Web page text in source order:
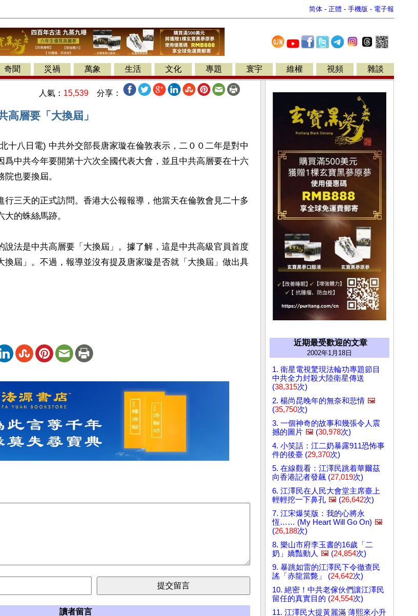
简体 - 正體 - 手機版 - 電子報
奇聞 災禍 萬象 生活 文化 專題 寰宇 維權 視頻 雜談
人氣： 15,539 分享：
高層要「大換屆」
十八日電) 中共外交部長唐家璇在倫敦表示，二００二年是對中
爲中共今年要開第十六次全國代表大會，並且中共高層要在十六
院也要換屆。
行三天的正式訪問。香港大公報報導，他當天在倫敦會見二十多
的蛛絲馬跡。
說法是中共高層要「大換屆」。據了解，這是中共高級官員首度
換屆」。不過，報導並沒有提及唐家璇是否就「大換屆」做出具
讀者留言
近期最受歡迎的文章
2002年1月18日
1. 衛星電視驚現法輪功專題節目
中共全力封殺大陸衛星傳送
(38,315次)
2. 楊尚昆晚年的無奈和悲情 🖼️
(35,750次)
3. 一個神奇的故事和幾張令人震
撼的圖片 🖼️ (30,978次)
4. 小笑話：江二奶暴露911恐怖事
件的後臺 (29,370次)
5. 在線觀看：江澤民跳着華爾茲
向香港記者發飆 (27,019次)
6. 江澤民在人民大會堂主席臺上
輕輕挖一下鼻孔 🖼️ (26,642次)
7. 江宋爆笑版：我的心將永
恆…… (My Heart Will Go On) 🖼️
(26,188次)
8. 樂山市府李玉書的16歲「二
奶」嬌豔動人 🖼️ (24,854次)
9. 暴跳如雷的江澤民下令徹查民
謠「赤龍當斃」 (24,642次)
10. 絕密！中共老傢伙們讓江澤民
留任的真實目的 (24,554次)
11. 江澤民大提黃麗滿 薄熙來小升